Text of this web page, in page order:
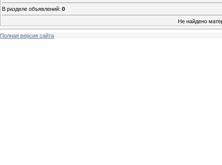
В разделе объявлений: 0
Не найдено
Полная версия сайта